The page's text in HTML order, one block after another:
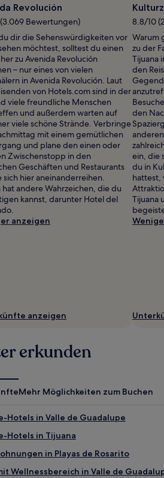
Foto
von
Leonardo
De
Leon
Revolución
Bewertungen)
dir die Sehenswürdigkeiten vor
möchtest, solltest du einen
zu Avenida Revolución
– nur eines von vielen
in Avenida Revolución. Laut
von Hotels.com sind in der
viele freundliche Menschen
und außerdem warten auf
viele schöne Strände. Verbringe
mit einem gemütlichen
und plane den einen oder
Zwischenstopp in den
Geschäften und Restaurants
sich hier aneinanderreihen.
hat andere Wahrzeichen, die du
kannst, darunter Hotel del
anzeigen
anzeigen
8.8/10
Warum
zu der
Tijuana
den
den
ein, die
du in
hattest,
Tijuana
erkunden
Mehr Möglichkeiten zum Buchen
Hotels in Valle de Guadalupe
Hotels in Tijuana
in Playas de Rosarito
Wellnessbereich in Valle de